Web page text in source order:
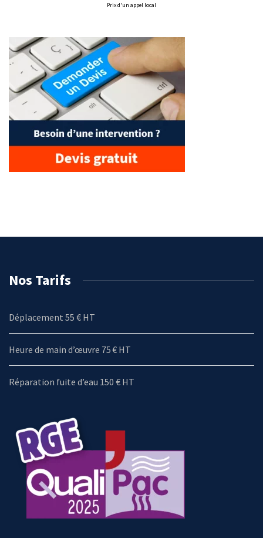
Prix d'un appel local
Nos Tarifs
Déplacement 55 € HT
Heure de main d’œuvre 75 € HT
Réparation fuite d’eau 150 € HT